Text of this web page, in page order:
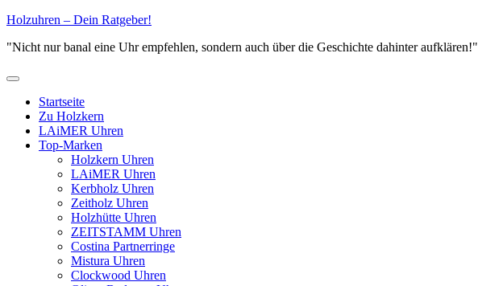
Zum
springen
Holzuhren – Dein Ratgeber!
"Nicht nur banal eine Uhr empfehlen, sondern auch über die Geschichte dahinter aufklären!"
Primäres
Startseite
Zu Holzkern
LAiMER Uhren
Top-Marken
Holzkern Uhren
LAiMER Uhren
Kerbholz Uhren
Zeitholz Uhren
Holzhütte Uhren
ZEITSTAMM Uhren
Costina Partnerringe
Mistura Uhren
Clockwood Uhren